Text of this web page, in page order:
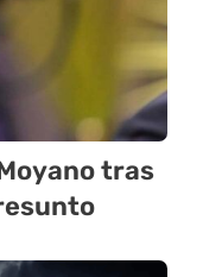
tras